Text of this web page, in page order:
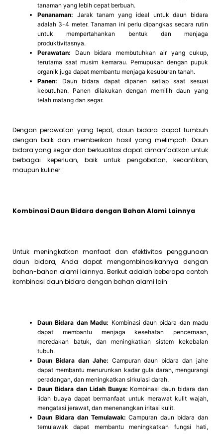
tanaman yang lebih cepat berbuah.
Penanaman: Jarak tanam yang ideal untuk daun bidara
adalah 3-4 meter. Tanaman ini perlu dipangkas secara rutin
untuk mempertahankan bentuk dan menjaga
produktivitasnya.
Perawatan: Daun bidara membutuhkan air yang cukup,
terutama saat musim kemarau. Pemupukan dengan pupuk
organik juga dapat membantu menjaga kesuburan tanah.
Panen: Daun bidara dapat dipanen setiap saat sesuai
kebutuhan. Panen dilakukan dengan memilih daun yang
telah matang dan segar.
Dengan perawatan yang tepat, daun bidara dapat tumbuh
dengan baik dan memberikan hasil yang melimpah. Daun
bidara yang segar dan berkualitas dapat dimanfaatkan untuk
berbagai keperluan, baik untuk pengobatan, kecantikan,
maupun kuliner.
Kombinasi Daun Bidara dengan Bahan Alami Lainnya
Untuk meningkatkan manfaat dan efektivitas penggunaan
daun bidara, Anda dapat mengombinasikannya dengan
bahan-bahan alami lainnya. Berikut adalah beberapa contoh
kombinasi daun bidara dengan bahan alami lain:
Daun Bidara dan Madu: Kombinasi daun bidara dan madu
dapat membantu menjaga kesehatan pencernaan,
meredakan batuk, dan meningkatkan sistem kekebalan
tubuh.
Daun Bidara dan Jahe: Campuran daun bidara dan jahe
dapat membantu menurunkan kadar gula darah, mengurangi
peradangan, dan meningkatkan sirkulasi darah.
Daun Bidara dan Lidah Buaya: Kombinasi daun bidara dan
lidah buaya dapat bermanfaat untuk merawat kulit wajah,
mengatasi jerawat, dan menenangkan iritasi kulit.
Daun Bidara dan Temulawak: Campuran daun bidara dan
temulawak dapat membantu meningkatkan fungsi hati,